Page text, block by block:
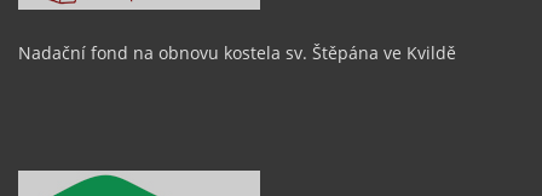
Nadační fond na obnovu kostela sv. Štěpána ve Kvildě